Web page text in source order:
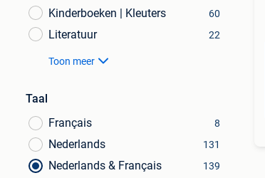
Kinderboeken | Kleuters 60
Literatuur 22
Toon meer
Taal
Français
8
Nederlands 131
Nederlands & Français 139